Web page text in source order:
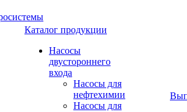
Каталог продукции
Насосы
двустороннего
входа
Насосы для
нефтехимии
Насосы для